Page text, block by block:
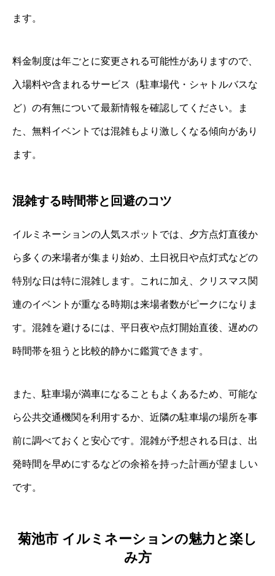
ます。
料金制度は年ごとに変更される可能性がありますので、
入場料や含まれるサービス（駐車場代・シャトルバスな
ど）の有無について最新情報を確認してください。ま
た、無料イベントでは混雑もより激しくなる傾向があり
ます。
混雑する時間帯と回避のコツ
イルミネーションの人気スポットでは、夕方点灯直後か
ら多くの来場者が集まり始め、土日祝日や点灯式などの
特別な日は特に混雑します。これに加え、クリスマス関
連のイベントが重なる時期は来場者数がピークになりま
す。混雑を避けるには、平日夜や点灯開始直後、遅めの
時間帯を狙うと比較的静かに鑑賞できます。
また、駐車場が満車になることもよくあるため、可能な
ら公共交通機関を利用するか、近隣の駐車場の場所を事
前に調べておくと安心です。混雑が予想される日は、出
発時間を早めにするなどの余裕を持った計画が望ましい
です。
菊池市 イルミネーションの魅力と楽し
み方